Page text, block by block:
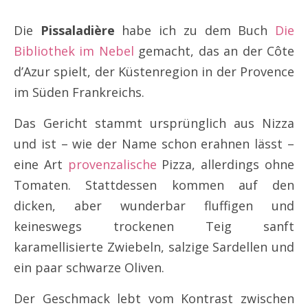
Die Pissaladière habe ich zu dem Buch Die
Bibliothek im Nebel gemacht, das an der Côte
d’Azur spielt, der Küstenregion in der Provence
im Süden Frankreichs.
Das Gericht stammt ursprünglich aus Nizza
und ist – wie der Name schon erahnen lässt –
eine Art provenzalische Pizza, allerdings ohne
Tomaten. Stattdessen kommen auf den
dicken, aber wunderbar fluffigen und
keineswegs trockenen Teig sanft
karamellisierte Zwiebeln, salzige Sardellen und
ein paar schwarze Oliven.
Der Geschmack lebt vom Kontrast zwischen